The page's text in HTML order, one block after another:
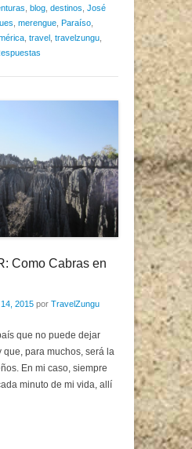
blog destinos José
merengue Paraíso
travel travelzungu
Como Cabras en
2015 por TravelZungu
que no puede dejar
para muchos, será la
En mi caso, siempre
minuto de mi vida, allí